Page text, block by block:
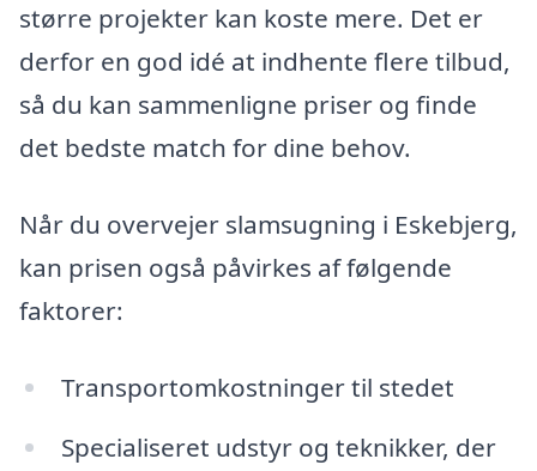
større projekter kan koste mere. Det er
derfor en god idé at indhente flere tilbud,
så du kan sammenligne priser og finde
det bedste match for dine behov.
Når du overvejer slamsugning i Eskebjerg,
kan prisen også påvirkes af følgende
faktorer:
Transportomkostninger til stedet
Specialiseret udstyr og teknikker, der